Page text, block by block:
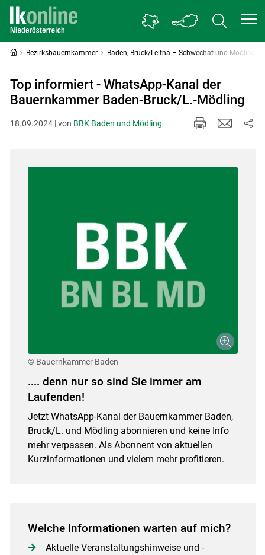
Bezirksbauernkammer Baden, Bruck/Leitha – Schwechat und Mödling
Top informiert - WhatsApp-Kanal der
Bauernkammer Baden-Bruck/L.-Mödling
18.09.2024 | von BBK Baden und Mödling
© Bauernkammer Baden
.... denn nur so sind Sie immer am
Laufenden!
Jetzt WhatsApp-Kanal der Bauernkammer Baden,
Bruck/L. und Mödling abonnieren und keine Info
mehr verpassen. Als Abonnent von aktuellen
Kurzinformationen und vielem mehr profitieren.
Welche Informationen warten auf mich?
Aktuelle Veranstaltungshinweise und -